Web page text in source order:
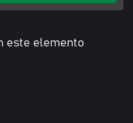
este elemento